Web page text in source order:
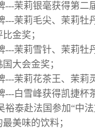
---茉莉银毫获得第二
---茉莉毛尖、茉莉牡
金奖；
---茉莉雪针、茉莉牡
大会金奖；
---茉莉花茶王、茉莉
---白雪峰获得凯捷杯
裕泰赴法国参加“中
美味的饮料；